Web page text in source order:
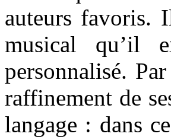
auteurs favoris.
musical qu’il
personnalisé.
raffinement de
langage : dans